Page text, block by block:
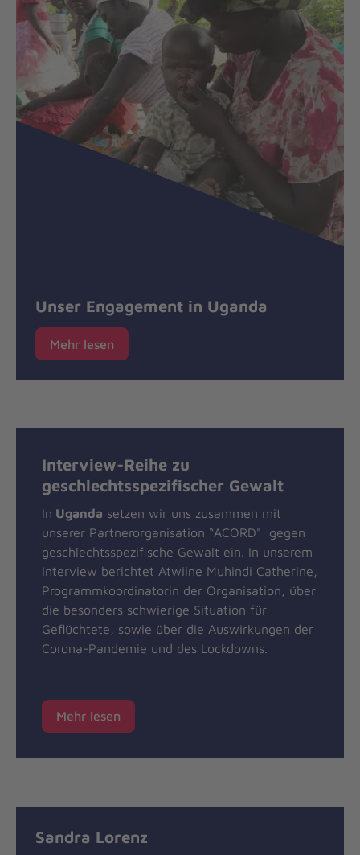
Unser Engagement in Uganda
Mehr lesen
Interview-Reihe zu
geschlechtsspezifischer Gewalt
In Uganda setzen wir uns zusammen mit
unserer Partnerorganisation “ACORD" gegen
geschlechtsspezifische Gewalt ein. In unserem
Interview berichtet Atwiine Muhindi Catherine,
Programmkoordinatorin der Organisation, über
die besonders schwierige Situation für
Geflüchtete, sowie über die Auswirkungen der
Corona-Pandemie und des Lockdowns.
Mehr lesen
Sandra Lorenz